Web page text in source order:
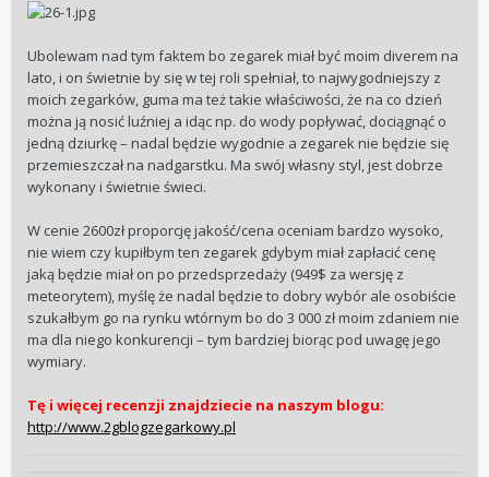
Ubolewam nad tym faktem bo zegarek miał być moim diverem na
lato, i on świetnie by się w tej roli spełniał, to najwygodniejszy z
moich zegarków, guma ma też takie właściwości, że na co dzień
można ją nosić luźniej a idąc np. do wody popływać, dociągnąć o
jedną dziurkę – nadal będzie wygodnie a zegarek nie będzie się
przemieszczał na nadgarstku. Ma swój własny styl, jest dobrze
wykonany i świetnie świeci.
W cenie 2600zł proporcję jakość/cena oceniam bardzo wysoko,
nie wiem czy kupiłbym ten zegarek gdybym miał zapłacić cenę
jaką będzie miał on po przedsprzedaży (949$ za wersję z
meteorytem), myślę że nadal będzie to dobry wybór ale osobiście
szukałbym go na rynku wtórnym bo do 3 000 zł moim zdaniem nie
ma dla niego konkurencji – tym bardziej biorąc pod uwagę jego
wymiary.
Tę i więcej recenzji znajdziecie na naszym blogu:
http://www.2gblogzegarkowy.pl